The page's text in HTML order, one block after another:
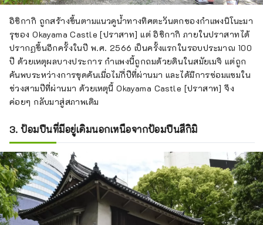
อิชิกากิ ถูกสร้างขึ้นตามแนวคูน้ำทางทิศตะวันตกของกำแพงนิโนะมา
รุของ Okayama Castle [ปราสาท] แต่ อิชิกากิ ภายในปราสาทได้
ปรากฏขึ้นอีกครั้งในปี พ.ศ. 2566 เป็นครั้งแรกในรอบประมาณ 100
ปี ด้วยเหตุผลบางประการ กำแพงนี้ถูกถมด้วยดินในสมัยเมจิ แต่ถูก
ค้นพบระหว่างการขุดค้นเมื่อไม่กี่ปีที่ผ่านมา และได้มีการซ่อมแซมใน
ช่วงสามปีที่ผ่านมา ด้วยเหตุนี้ Okayama Castle [ปราสาท] จึง
ค่อยๆ กลับมาสู่สภาพเดิม
3. ป้อมปืนที่มีอยู่เดิมนอกเหนือจากป้อมปืนสึกิมิ